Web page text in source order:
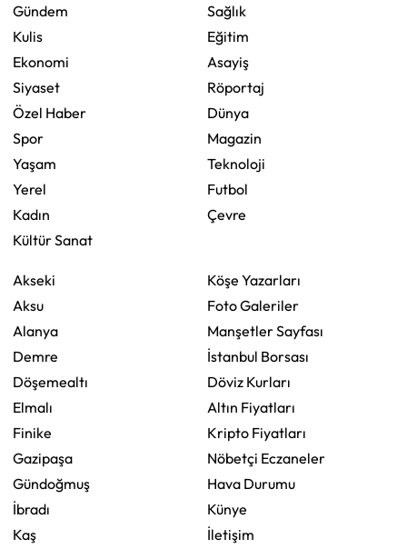
Gündem
Kulis
Ekonomi
Siyaset
Özel Haber
Spor
Yaşam
Yerel
Kadın
Kültür Sanat
Sağlık
Eğitim
Asayiş
Röportaj
Dünya
Magazin
Teknoloji
Futbol
Çevre
Akseki
Aksu
Alanya
Demre
Döşemealtı
Elmalı
Finike
Gazipaşa
Gündoğmuş
İbradı
Kaş
Köşe Yazarları
Foto Galeriler
Manşetler Sayfası
İstanbul Borsası
Döviz Kurları
Altın Fiyatları
Kripto Fiyatları
Nöbetçi Eczaneler
Hava Durumu
Künye
İletişim